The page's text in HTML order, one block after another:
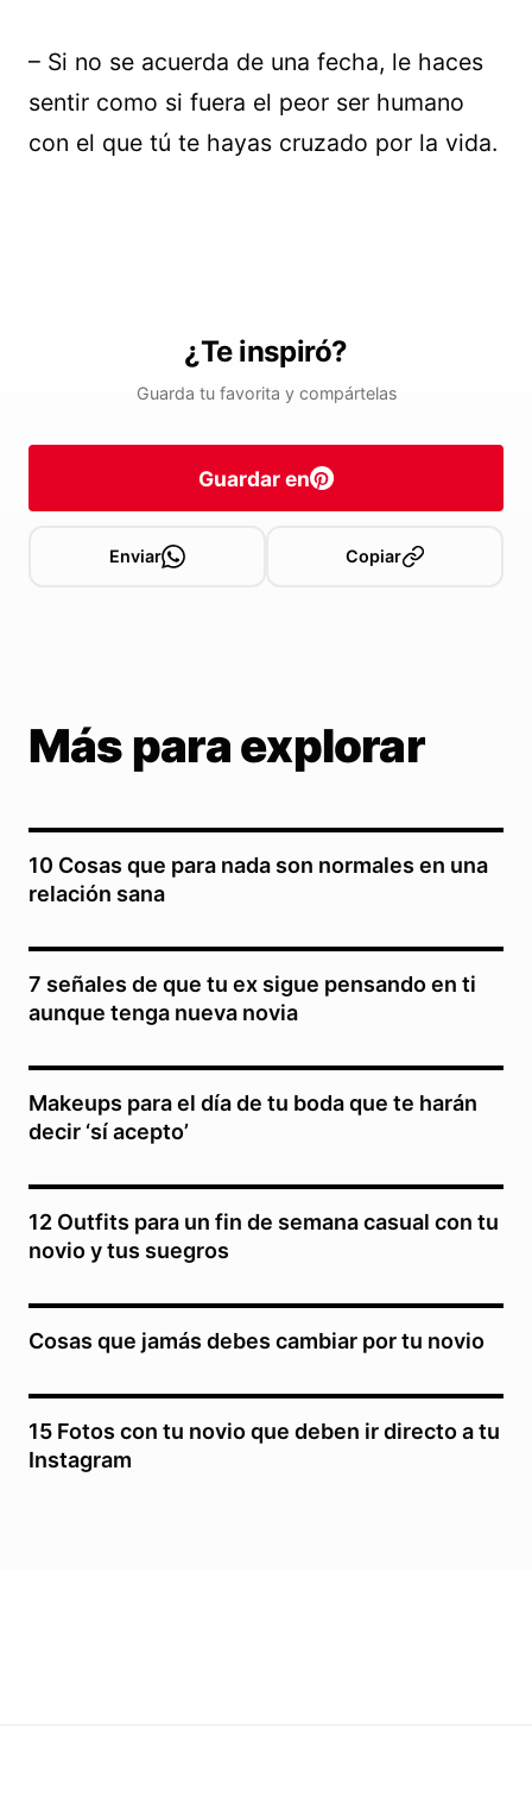
– Si no se acuerda de una fecha, le haces
sentir como si fuera el peor ser humano
con el que tú te hayas cruzado por la vida.
¿Te inspiró?
Guarda tu favorita y compártelas
Guardar en
Enviar Copiar
Más para explorar
10 Cosas que para nada son normales en una
relación sana
7 señales de que tu ex sigue pensando en ti
aunque tenga nueva novia
Makeups para el día de tu boda que te harán
decir ‘sí acepto’
12 Outfits para un fin de semana casual con tu
novio y tus suegros
Cosas que jamás debes cambiar por tu novio
15 Fotos con tu novio que deben ir directo a tu
Instagram